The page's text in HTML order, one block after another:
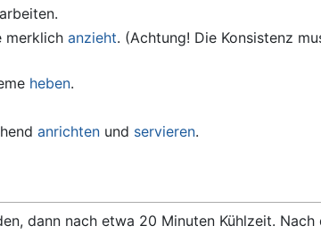
merklich anzieht. (Achtung! Die Konsistenz
heben.
anrichtenund servieren.
dann nach etwa 20 Minuten Kühlzeit.